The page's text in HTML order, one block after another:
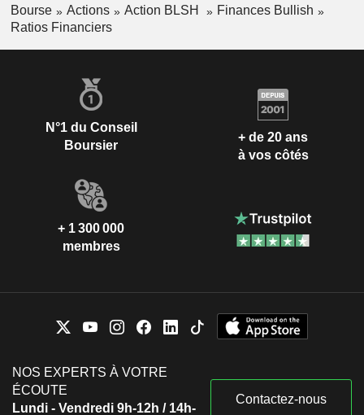
Bourse Actions Action BLSH
Finances Bullish
Ratios Financiers
N°1 du Conseil
Boursier
+ de 20 ans
à vos côtés
+ 1 300 000
membres
NOS EXPERTS À VOTRE
ÉCOUTE
Lundi - Vendredi 9h-12h / 14h-
Contactez-nous